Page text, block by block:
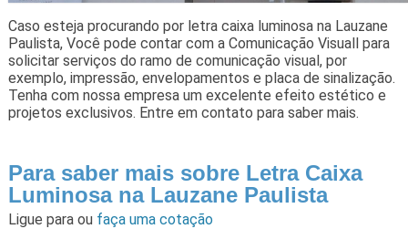
Caso esteja procurando por letra caixa luminosa na Lauzane
Paulista, Você pode contar com a Comunicação Visuall para
solicitar serviços do ramo de comunicação visual, por
exemplo, impressão, envelopamentos e placa de sinalização.
Tenha com nossa empresa um excelente efeito estético e
projetos exclusivos. Entre em contato para saber mais.
Para saber mais sobre Letra Caixa
Luminosa na Lauzane Paulista
Ligue para ou faça uma cotação